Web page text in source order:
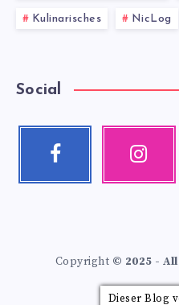
Kulinarisches NicLog
Social
Facebook
Copyright © 2025 -
Dieser Blog